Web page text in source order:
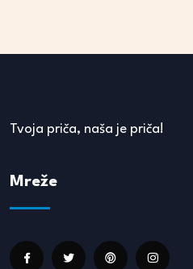
Tvoja priča, naša je priča!
Mreže